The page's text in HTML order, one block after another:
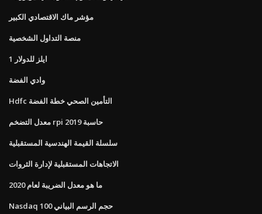
مؤشر ماك الاقتصادي الكبير
منصة التداول الشخصية
1 ايلز للدولار
وادي الفضة
Hdfc التأمين الصحي خطة الفضة
معدل التضخم rpi حاسبة 2019
سلسلة القيمة الهندسية المستقبلية
الاتجاهات المستقبلية لإدارة الثروات
ما هو معدل الضريبة لعام 2020
Nasdaq 100 حجم الرسم البياني